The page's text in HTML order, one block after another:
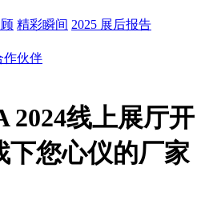
精彩瞬间 2025 展后报告
作伙伴
2024线上展厅开
下您心仪的厂家